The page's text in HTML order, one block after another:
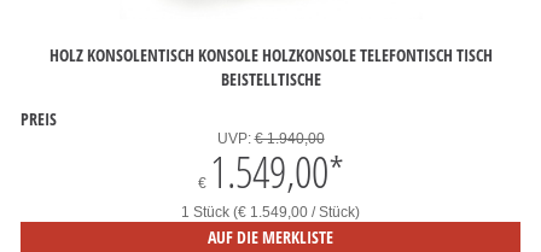
HOLZ KONSOLENTISCH KONSOLE HOLZKONSOLE TELEFONTISCH TISCH
BEISTELLTISCHE
PREIS
UVP:€ 1.940,00
€ 1.549,00*
1 Stück (€ 1.549,00 / Stück)
AUF DIE MERKLISTE